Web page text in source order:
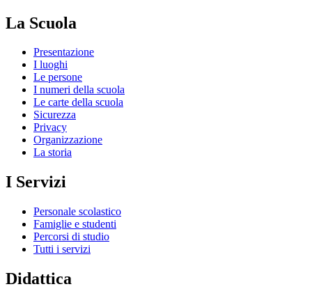
La Scuola
Presentazione
I luoghi
Le persone
I numeri della scuola
Le carte della scuola
Sicurezza
Privacy
Organizzazione
La storia
I Servizi
Personale scolastico
Famiglie e studenti
Percorsi di studio
Tutti i servizi
Didattica